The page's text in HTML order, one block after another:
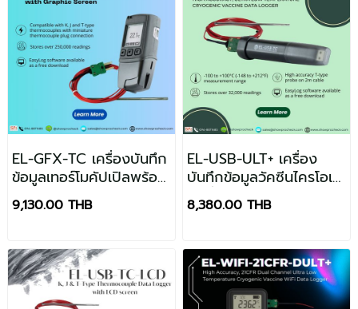
EL-GFX-TC เครื่องบันทึก
ข้อมูลเทอร์โมคัปเปิลพร้อม
หน้าจอกราฟิก
9,130.00 THB
EL-USB-ULT+ เครื่อง
บันทึกข้อมูลวัคซีนไครโอเจ
นิกที่มีความแม่นยำสูง
อุณหภูมิต่ำเป็นพิเศษ
8,380.00 THB